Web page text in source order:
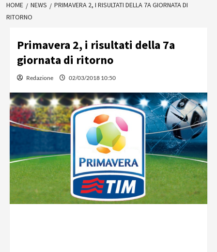
HOME NEWS
PRIMAVERA 2, I RISULTATI DELLA 7A GIORNATA DI
RITORNO
Primavera 2, i risultati della 7a
giornata di ritorno
Redazione 02/03/2018 10:50